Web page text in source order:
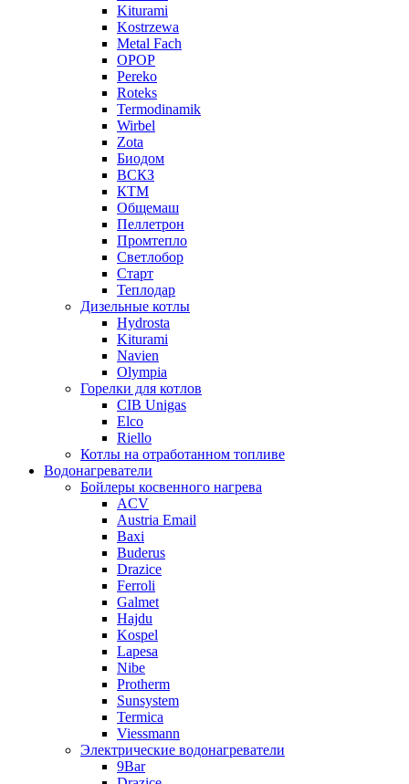
Kiturami
Kostrzewa
Metal Fach
OPOP
Pereko
Roteks
Termodinamik
Wirbel
Zota
Биодом
ВСКЗ
КТМ
Общемаш
Пеллетрон
Промтепло
Светлобор
Старт
Теплодар
Дизельные котлы
Hydrosta
Kiturami
Navien
Olympia
Горелки для котлов
CIB Unigas
Elco
Riello
Котлы на отработанном топливе
Водонагреватели
Бойлеры косвенного нагрева
ACV
Austria Email
Baxi
Buderus
Drazice
Ferroli
Galmet
Hajdu
Kospel
Lapesa
Nibe
Protherm
Sunsystem
Termica
Viessmann
Электрические водонагреватели
9Bar